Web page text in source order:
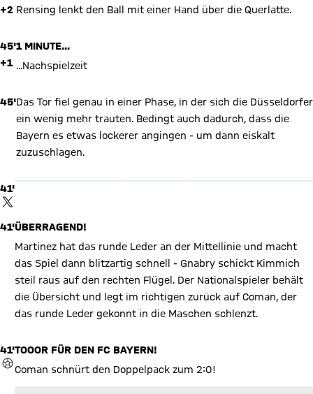
+2 Rensing lenkt den Ball mit einer Hand über die Querlatte.
45'
+1
1 MINUTE...
...Nachspielzeit
45'Das Tor fiel genau in einer Phase, in der sich die Düsseldorfer
ein wenig mehr trauten. Bedingt auch dadurch, dass die
Bayern es etwas lockerer angingen - um dann eiskalt
zuzuschlagen.
41'
TWITTER-BEITRAG
X Inhalte anzeigen
verarbeiten. Vorher kann das soziale Netzwerk keine Daten über
Einwilligungslösung
41'ÜBERRAGEND!
Martinez hat das runde Leder an der Mittellinie und macht
das Spiel dann blitzartig schnell - Gnabry schickt Kimmich
steil raus auf den rechten Flügel. Der Nationalspieler behält
die Übersicht und legt im richtigen zurück auf Coman, der
das runde Leder gekonnt in die Maschen schlenzt.
41'
TOR
TOOOR FÜR DEN FC BAYERN!
Coman schnürt den Doppelpack zum 2:0!